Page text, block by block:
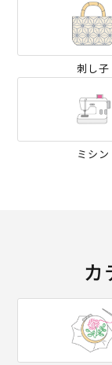
刺し子
ミシン
カ